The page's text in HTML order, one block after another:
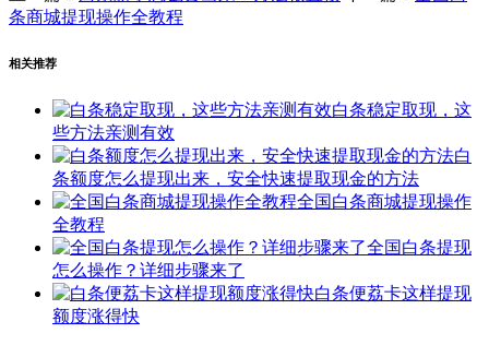
条商城提现操作全教程
相关推荐
白条稳定取现，这
些方法亲测有效
白
条额度怎么提现出来，安全快速提取现金的方法
全国白条商城提现操作
全教程
全国白条提现
怎么操作？详细步骤来了
白条便荔卡这样提现
额度涨得快